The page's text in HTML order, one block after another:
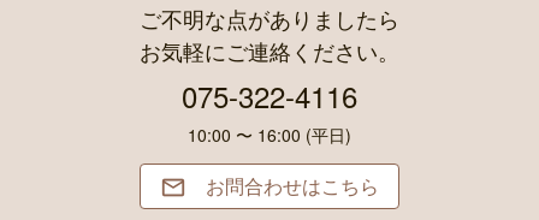
ご不明な点がありましたら
お気軽にご連絡ください。
075-322-4116
10:00 〜 16:00 (平日)
 お問合わせはこちら